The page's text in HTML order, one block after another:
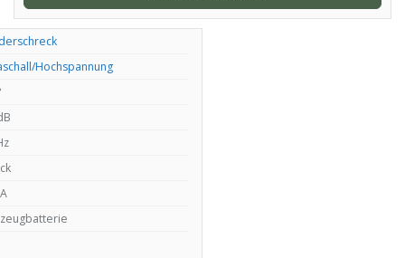
Hochspannung